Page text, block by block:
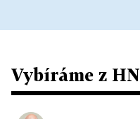
Vybíráme z HN